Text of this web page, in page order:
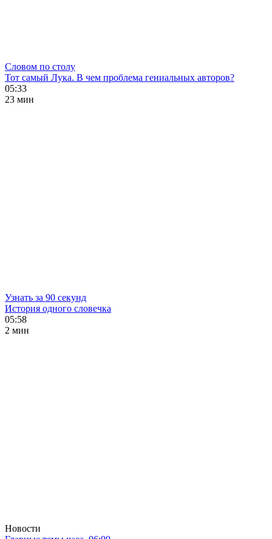
Словом по столу
Тот самый Лука. В чем проблема гениальных авторов?
05:33
23 мин
Узнать за 90 секунд
История одного словечка
05:58
2 мин
Новости